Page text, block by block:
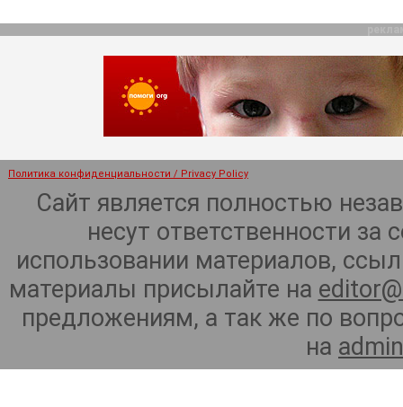
Политика конфиденциальности / Privacy Policy
Сайт является полностью
несут ответственности
использовании материалов,
материалы присылайте на
предложениям, а так же по
на